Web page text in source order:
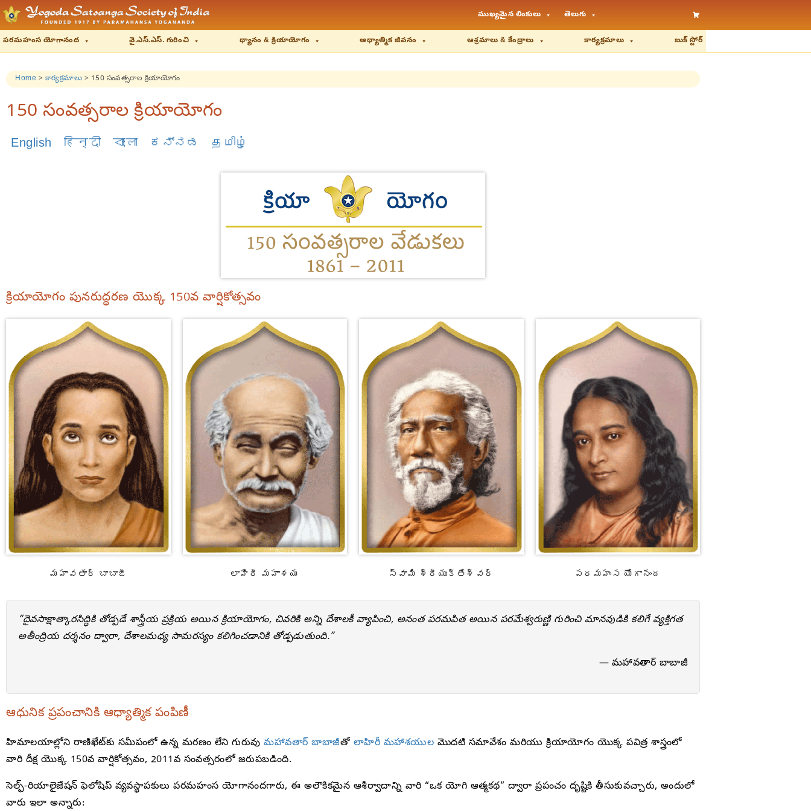
ముఖ్యమైన లింకులు తెలుగు
పరమహంస యోగానంద వై.ఎస్.ఎస్. గురించి ధ్యానం & క్రియాయోగం ఆధ్యాత్మిక జీవనం ఆశ్రమాలు & కేంద్రాలు కార్యక్రమాలు బుక్ స్టోర్
Home > కార్యక్రమాలు > 150 సంవత్సరాల క్రియాయోగం
150 సంవత్సరాల క్రియాయోగం
English हिन्दी বাংলা ಕನ್ನಡ தமிழ்
క్రియాయోగం పునరుద్ధరణ యొక్క 150వ వార్షికోత్సవం
మహావతార్ బాబాజీ లాహిరీ మహాశయ స్వామి శ్రీయుక్తేశ్వర్ పరమహంస యోగానంద
“దైవసాక్షాత్కారసిద్ధికి తోడ్పడే శాస్త్రీయ ప్రక్రియ అయిన క్రియాయోగం, చివరికి అన్ని దేశాలకీ వ్యాపించి, అనంత పరమపిత అయిన పరమేశ్వరుణ్ణి గురించి మానవుడికి కలిగే వ్యక్తిగత
అతీంద్రియ దర్శనం ద్వారా, దేశాలమధ్య సామరస్యం కలిగించడానికి తోడ్పడుతుంది.”
— మహావతార్ బాబాజీ
ఆధునిక ప్రపంచానికి ఆధ్యాత్మిక పంపిణీ
హిమాలయాల్లోని రాణిఖేట్‌కు సమీపంలో ఉన్న మరణం లేని గురువు మహావతార్ బాబాజీతో లాహిరీ మహాశయుల మొదటి సమావేశం మరియు క్రియాయోగం యొక్క పవిత్ర శాస్త్రంలో
వారి దీక్ష యొక్క 150వ వార్షికోత్సవం, 2011వ సంవత్సరంలో జరుపబడింది.
సెల్ఫ్-రియాలైజేషన్ ఫెలోషిప్ వ్యవస్థాపకులు పరమహంస యోగానందగారు, ఈ అలౌకికమైన ఆశీర్వాదాన్ని వారి “ఒక యోగి ఆత్మకథ” ద్వారా ప్రపంచం దృష్టికి తీసుకువచ్చారు, అందులో
వారు ఇలా అన్నారు: